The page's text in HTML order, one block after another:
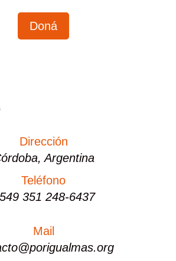
Doná
Dirección
Argentina
Teléfono
351 248-6437
Mail